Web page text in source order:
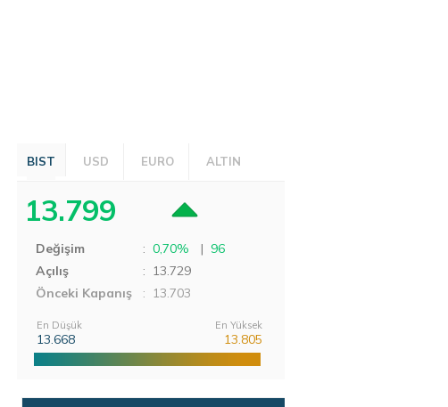
BIST USD EURO ALTIN
13.799
Değişim : 0,70% | 96
Açılış
: 13.729
Önceki Kapanış
: 13.703
En Düşük
13.668
En Yüksek
13.805